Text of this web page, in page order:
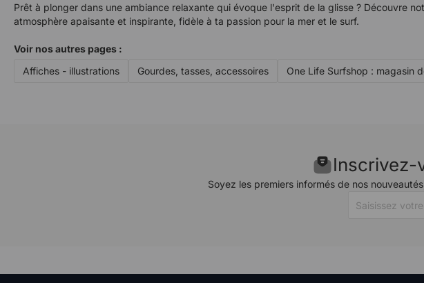
Prêt à plonger dans une ambiance relaxante qui évoque l'esprit de la glisse ? Découvre
atmosphère apaisante et inspirante, fidèle à ta passion pour la mer et le surf.
Voir nos autres pages :
Affiches - illustrations
Gourdes, tasses, accessoires One Life Surfshop : magasin
Inscrivez-
Soyez les premiers informés de nos